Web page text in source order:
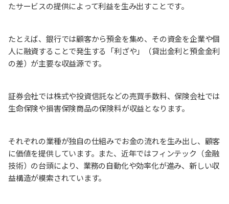
たサービスの提供によって利益を生み出すことです。
たとえば、銀行では顧客から預金を集め、その資金を企業や個
人に融資することで発生する「利ざや」（貸出金利と預金金利
の差）が主要な収益源です。
証券会社では株式や投資信託などの売買手数料、保険会社では
生命保険や損害保険商品の保険料が収益となります。
それぞれの業種が独自の仕組みでお金の流れを生み出し、顧客
に価値を提供しています。また、近年ではフィンテック（金融
技術）の台頭により、業務の自動化や効率化が進み、新しい収
益構造が模索されています。